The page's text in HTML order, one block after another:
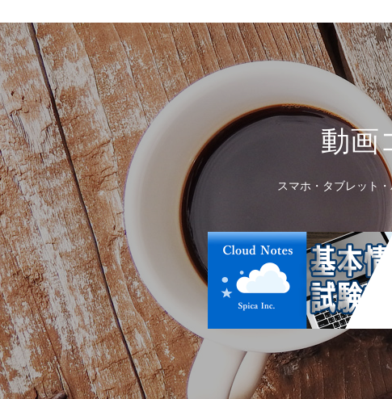
動画
スマホ・タブレット